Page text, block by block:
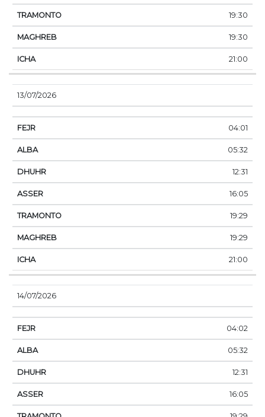
19:30
19:30
21:00
13/07/2026
04:01
05:32
12:31
16:05
19:29
19:29
21:00
14/07/2026
04:02
05:32
12:31
16:05